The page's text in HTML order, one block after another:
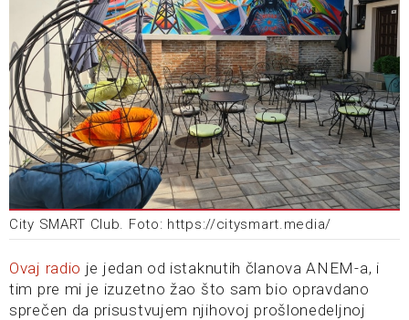
City SMART Club. Foto: https://citysmart.media/
Ovaj radio je jedan od istaknutih članova ANEM-a, i
tim pre mi je izuzetno žao što sam bio opravdano
sprečen da prisustvujem njihovoj prošlonedeljnoj